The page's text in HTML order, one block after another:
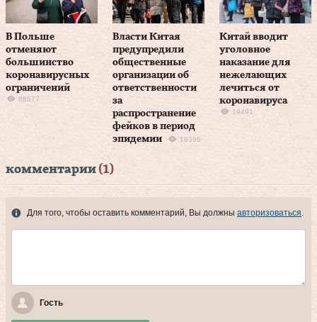
В Польше
отменяют
большинство
коронавирусных
ограничений
88677
Власти Китая
предупредили
общественные
организации об
ответственности
за
распространение
фейков в период
эпидемии
19396
Китай вводит
уголовное
наказание для
нежелающих
лечиться от
коронавируса
19491
комментарии (1)
Для того, чтобы оставить комментарий, Вы должны авторизоваться.
Гость